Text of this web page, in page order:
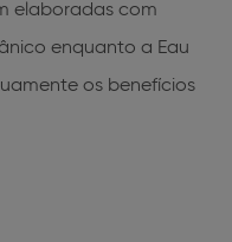
elaboradas com
enquanto a Eau
os benefícios